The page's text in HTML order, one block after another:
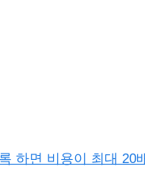
하면 비용이 최대 20